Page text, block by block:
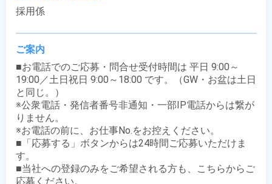
採用係
ご案内
■お電話でのご応募・問合せ受付時間は 平日 9:00～
19:00／土日祝日 9:00～18:00 です。（GW・お盆は土日
と同じ。）
※公衆電話・発信者番号非通知・一部IP電話からは繋が
りません。
※お電話の前に、お仕事No.をお控えください。
■「応募する」ボタンからは24時間ご応募いただけま
す。
■当社への登録のみをご希望される方も、こちらからご
応募ください。